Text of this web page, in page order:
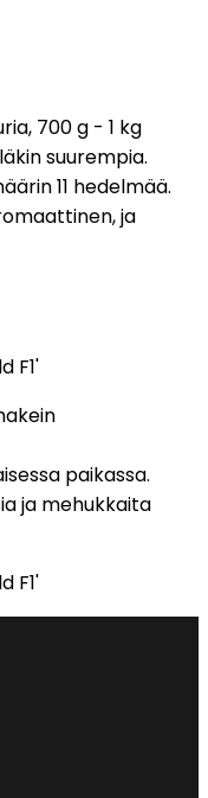
700 g - 1 kg
suurempia.
11 hedelmää.
ja
paikassa.
ja mehukkaita